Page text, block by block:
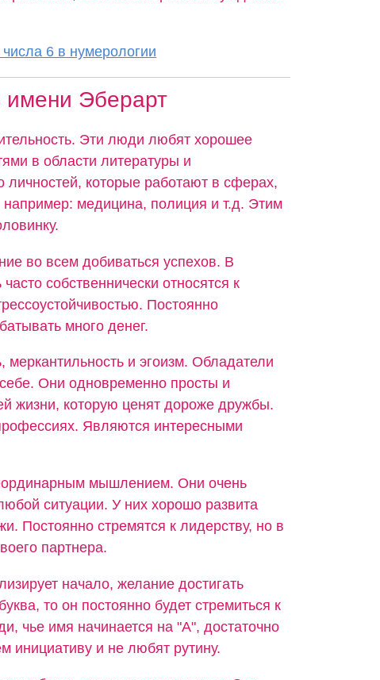
6 в нумерологии
имени Эберарт
Эти люди любят хорошее
в области литературы и
личностей, которые работают в сферах,
медицина, полиция и т.д. Этим
во всем добиваться успехов. В
собственнически относятся к
Постоянно
много денег.
меркантильность и эгоизм. Обладатели
Они одновременно просты и
жизни, которую ценят дороже дружбы.
Являются интересными
мышлением. Они очень
ситуации. У них хорошо развита
Постоянно стремятся к лидерству, но в
партнера.
начало, желание достигать
то он постоянно будет стремиться к
чье имя начинается на "А", достаточно
инициативу и не любят рутину.